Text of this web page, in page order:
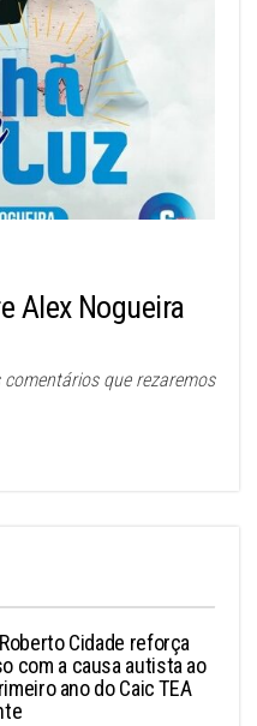
Alex Nogueira
que rezaremos
Cidade reforça
com a causa autista ao
ano do Caic TEA